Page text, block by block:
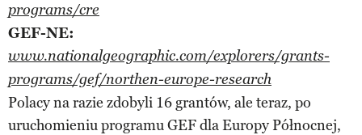
programs/cre
GEF-NE:
www.nationalgeographic.com/explorers/grants-
programs/gef/northen-europe-research
Polacy na razie zdobyli 16 grantów, ale teraz, po
uruchomieniu programu GEF dla Europy Północnej,